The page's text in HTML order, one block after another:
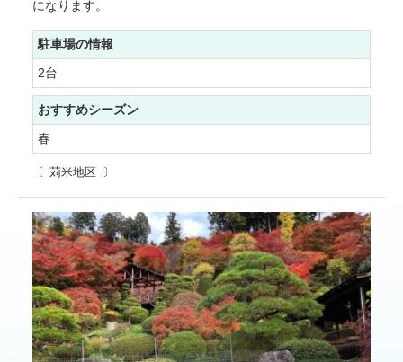
苅米地区
になります。
駐車場の情報
2台
おすすめシーズン
春